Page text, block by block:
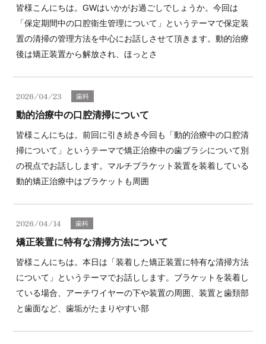
皆様こんにちは。GWはいかがお過ごしでしょうか。今回は
「保定期間中の口腔衛生管理について」というテーマで保定装
置の清掃の管理方法を中心にお話しさせて頂きます。動的治療
後は矯正装置から解放され、ほっとさ
2026/04/23 歯科
動的治療中の口腔清掃について
皆様こんにちは。前回に引き続き今回も「動的治療中の口腔清
掃について」というテーマで矯正治療中の歯ブラシについて別
の視点でお話しします。マルチブラケット装置を装着している
動的矯正治療中はブラケットも周囲
2026/04/14 歯科
矯正装置に特有な清掃方法について
皆様こんにちは。本日は「装着した矯正装置に特有な清掃方法
について」というテーマでお話しします。ブラケットを装着し
ている場合、アーチワイヤーの下や装置の周囲、装置と歯頚部
と歯面など、歯垢がたまりやすい部